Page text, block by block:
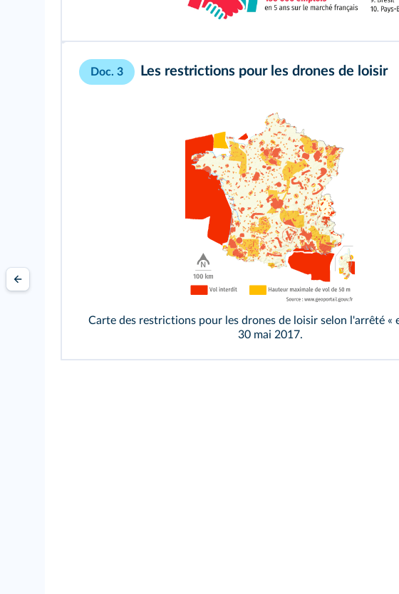
Doc. 3 Les restrictions pour les drones de loisir
Carte des restrictions pour les drones de loisir selon l'arrêté «
30 mai 2017.